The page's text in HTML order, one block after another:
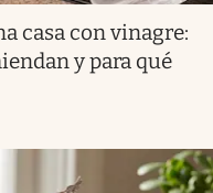
casa con vinagre:
y para qué